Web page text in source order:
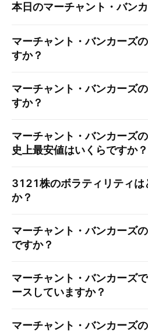
本日のマーチャント・バン
マーチャント・バンカーズ
すか？
マーチャント・バンカーズ
すか？
マーチャント・バンカーズ
史上最安値はいくらですか？
3121株のボラティリティ
か？
マーチャント・バンカーズ
ですか？
マーチャント・バンカーズ
ースしていますか？
マーチャント・バンカーズ